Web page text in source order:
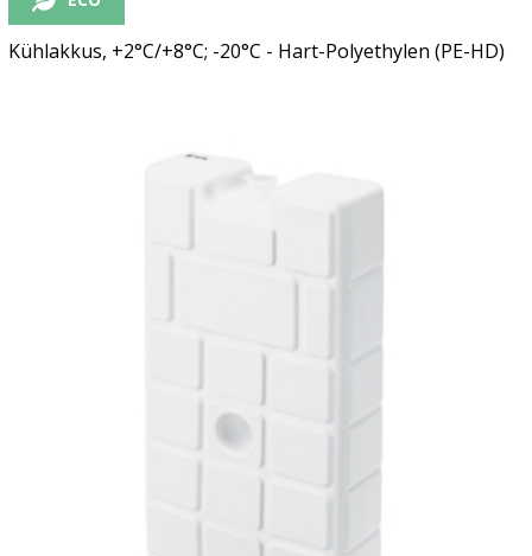
Kühlakkus, +2°C/+8°C; -20°C - Hart-Polyethylen (PE-HD)